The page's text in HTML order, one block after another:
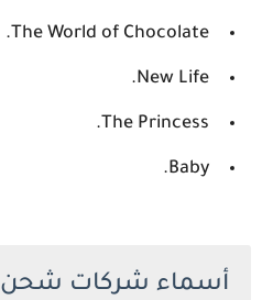
The World of Chocolate.
New Life.
The Princess.
Baby.
أسماء شركات شحن